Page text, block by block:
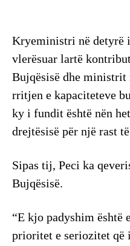
Kryeministri në detyrë
vlerësuar lartë
Bujqësisë dhe ministrit
rritjen e kapaciteteve
ky i fundit është nën
drejtësisë për një rast
Sipas tij, Peci ka
Bujqësisë.
“E kjo padyshim
prioritet e seriozitet që